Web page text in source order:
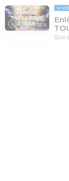
78:19
Quoi